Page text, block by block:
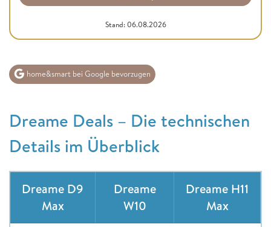
Stand: 06.08.2026
home&smart bei Google bevorzugen
​​​​​​​Dreame Deals – Die technischen
Details im Überblick​​​​​​​
Dreame D9
Max
Dreame
W10
Dreame H11
Max